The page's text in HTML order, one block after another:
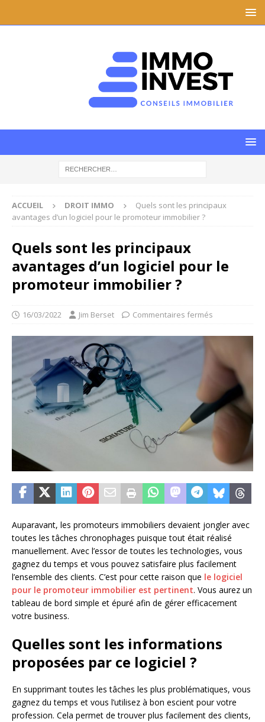
ACCUEIL DROIT IMMO
Quels sont les principaux
avantages d’un logiciel pour le promoteur immobilier ?
Quels sont les principaux
avantages d’un logiciel pour le
promoteur immobilier ?
16/03/2022 Jim Berset Commentaires fermés
Auparavant, les promoteurs immobiliers devaient jongler avec
toutes les tâches chronophages puisque tout était réalisé
manuellement. Avec l’essor de toutes les technologies, vous
gagnez du temps et vous pouvez satisfaire plus facilement
l’ensemble des clients. C’est pour cette raison que le logiciel
pour le promoteur immobilier est pertinent. Vous aurez un
tableau de bord simple et épuré afin de gérer efficacement
votre business.
Quelles sont les informations
proposées par ce logiciel ?
En supprimant toutes les tâches les plus problématiques, vous
gagnez du temps et vous l’utilisez à bon escient pour votre
profession. Cela permet de trouver plus facilement des clients,